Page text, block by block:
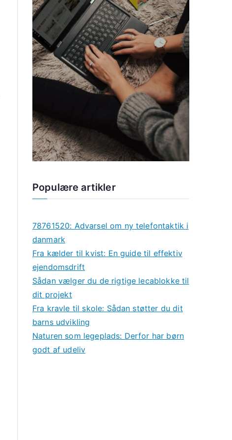
Populære artikler
78761520: Advarsel om ny telefontaktik i
danmark
Fra kælder til kvist: En guide til effektiv
ejendomsdrift
Sådan vælger du de rigtige lecablokke til
dit projekt
Fra kravle til skole: Sådan støtter du dit
barns udvikling
Naturen som legeplads: Derfor har børn
godt af udeliv